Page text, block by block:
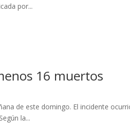
por...
16 muertos
de este domingo. El incidente
la...